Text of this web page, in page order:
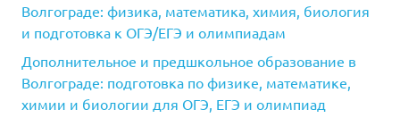
Волгограде: физика, математика, химия, биология
и подготовка к ОГЭ/ЕГЭ и олимпиадам
Дополнительное и предшкольное образование в
Волгограде: подготовка по физике, математике,
химии и биологии для ОГЭ, ЕГЭ и олимпиад